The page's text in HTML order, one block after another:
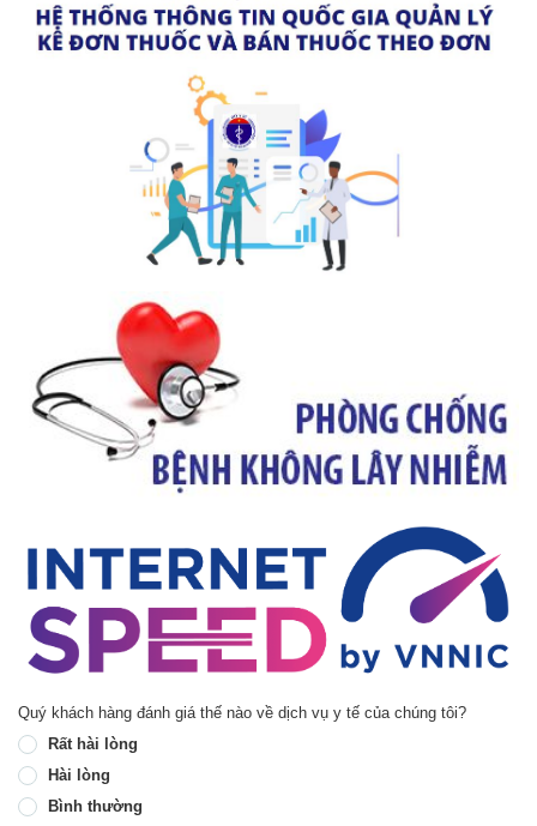
Quý khách hàng đánh giá thế nào về dịch vụ y tế của chúng tôi?
Rất hài lòng
Hài lòng
Bình thường